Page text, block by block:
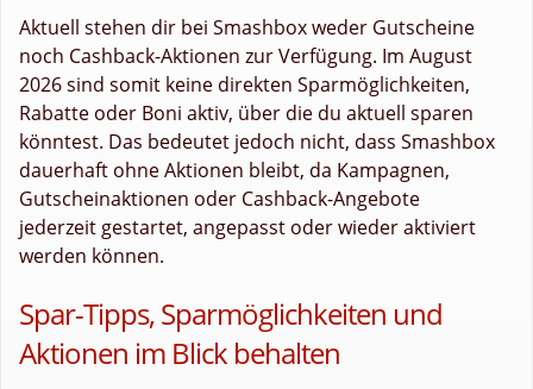
Aktuell stehen dir bei Smashbox weder Gutscheine
noch Cashback-Aktionen zur Verfügung. Im August
2026 sind somit keine direkten Sparmöglichkeiten,
Rabatte oder Boni aktiv, über die du aktuell sparen
könntest. Das bedeutet jedoch nicht, dass Smashbox
dauerhaft ohne Aktionen bleibt, da Kampagnen,
Gutscheinaktionen oder Cashback-Angebote
jederzeit gestartet, angepasst oder wieder aktiviert
werden können.
Spar-Tipps, Sparmöglichkeiten und
Aktionen im Blick behalten